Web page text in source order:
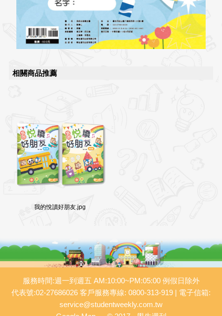
相關商品推薦
我的悅讀好朋友.jpg
服務時間:週一到週五 AM:10:00~PM:05:00 例假日除外
代表號:02-27686026 客戶服務專線: 0800-313-919 | 電子信箱:
service@studentweekly.com.tw